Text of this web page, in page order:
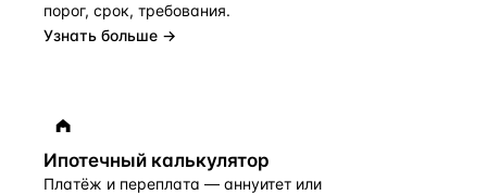
порог, срок, требования.
Узнать больше →
Ипотечный калькулятор
Платёж и переплата — аннуитет или